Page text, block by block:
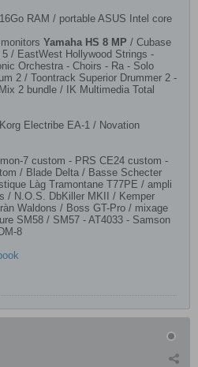
RAM / portable ASUS Intel core
Yamaha HS 8 MP ​ / Cubase
/ EastWest Hollywood Strings -
Orchestra - Choirs - Ra - Solo
2 / Toontrack Superior Drummer 2 -
2 bundle / IK Multimedia Total
Electribe EA-1 / Novation
7 custom - PRS CE24 custom -
/ Blade Delta / Basse Schecter
Làg Tramontane T77PE / ampli
/ N.O.S. DbKiller MKII / Kemper
Waldons / Boss GT-Pro / mixage
SM58 / SM57 - AT4033 - Samson
8